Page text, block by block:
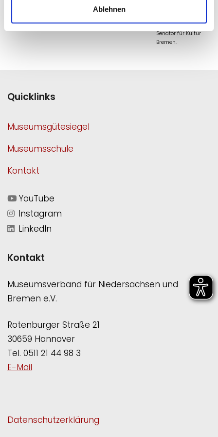
Ablehnen
Kultur und den
Senator für Kultur
Bremen.
Quicklinks
Museumsgütesiegel
Museumsschule
Kontakt
YouTube
Instagram
LinkedIn
Kontakt
Museumsverband für Niedersachsen und
Bremen e.V.
Rotenburger Straße 21
30659 Hannover
Tel. 0511 21 44 98 3
E-Mail
Datenschutzerklärung